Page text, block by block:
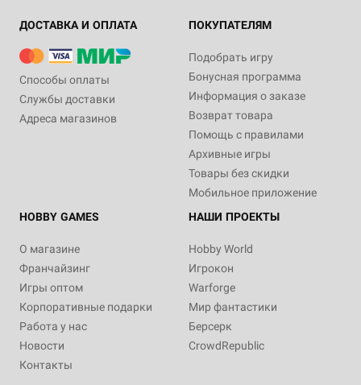
ДОСТАВКА И ОПЛАТА
Способы оплаты
Службы доставки
Адреса магазинов
ПОКУПАТЕЛЯМ
Подобрать игру
Бонусная программа
Информация о заказе
Возврат товара
Помощь с правилами
Архивные игры
Товары без скидки
Мобильное приложение
HOBBY GAMES
О магазине
Франчайзинг
Игры оптом
Корпоративные подарки
Работа у нас
Новости
Контакты
НАШИ ПРОЕКТЫ
Hobby World
Игрокон
Warforge
Мир фантастики
Берсерк
CrowdRepublic